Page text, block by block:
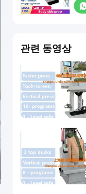
관련 동영상